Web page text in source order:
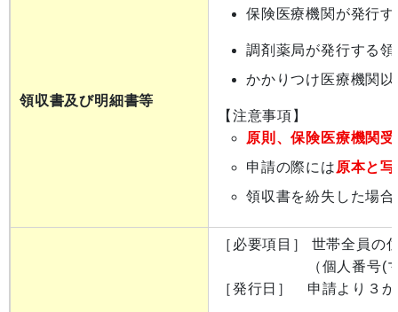
領収書及び明細書等
保険医療機関が発行
調剤薬局が発行する
かかりつけ医療機関
【注意事項】
原則、保険医療機関
申請の際には 原本と
領収書を紛失した場
［必要項目］ 世帯全員の
（個人番号(マイ
［発行日］ 申請より３